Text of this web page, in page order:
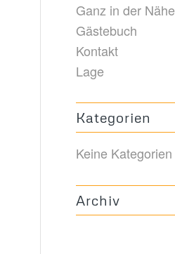
Ganz in der Nähe
Gästebuch
Kontakt
Lage
Kategorien
Keine Kategorien
Archiv